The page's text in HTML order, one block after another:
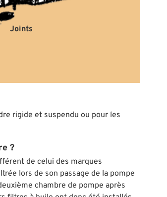
Joints
rigide et suspendu ou pour les
?
de celui des marques
lors de son passage de la pompe
chambre de pompe après